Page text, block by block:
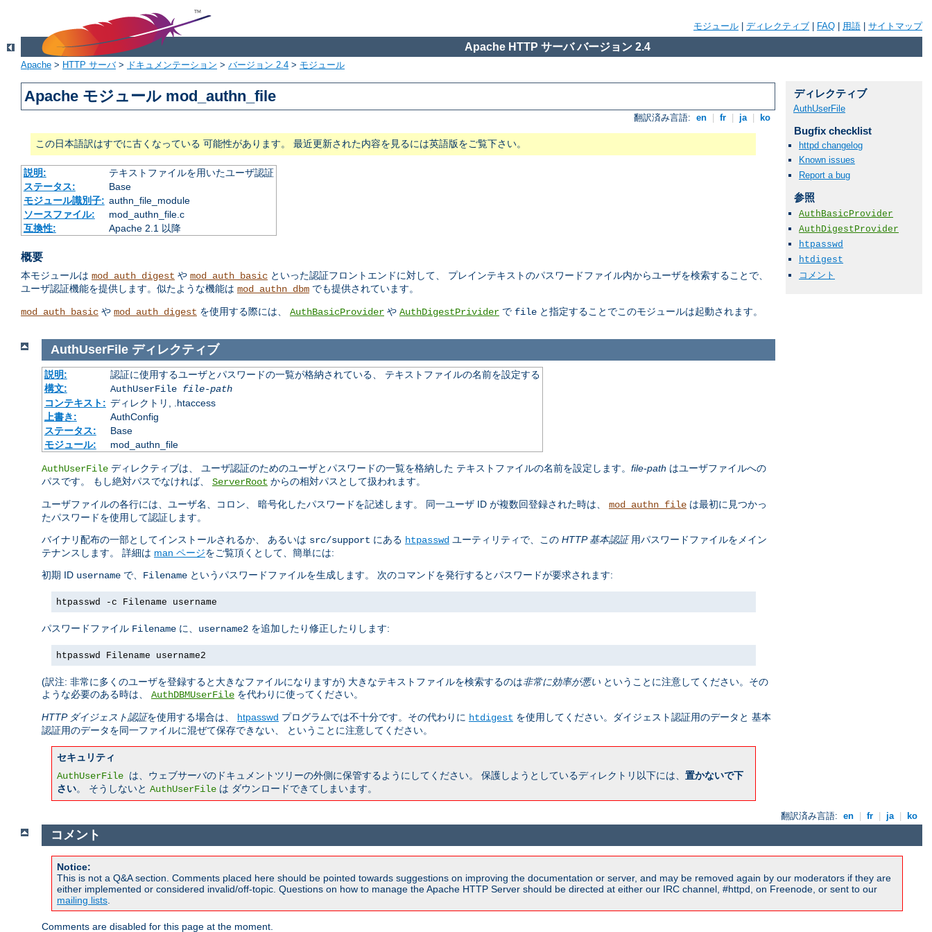
モジュール ディレクティブ FAQ 用語 サイトマップ
Apache HTTP サーバ バージョン 2.4
Apache > HTTP サーバ> ドキュメンテーション > バージョン 2.4 > モジュール
Apache モジュール mod_authn_file
翻訳済み言語: en fr ja ko
この日本語訳はすでに古くなっている 可能性があります。 最近更新された内容を見るには英語版をご覧下さい。
説明:
テキストファイルを用いたユーザ認証
ステータス:
Base
モジュール識別子: authn_file_module
ソースファイル:
mod_authn_file.c
互換性:
Apache 2.1 以降
概要
本モジュールは mod_auth_digest や mod_auth_basic といった認証フロントエンドに対して、 プレインテキストのパスワードファイル内からユーザを検索することで、
ユーザ認証機能を提供します。似たような機能は mod_authn_dbm でも提供されています。
mod_auth_basic や mod_auth_digest を使用する際には、 AuthBasicProvider や AuthDigestPrivider で file と指定することでこのモジュールは起動されます。
ディレクティブ
AuthUserFile
Bugfix checklist
httpd changelog
Known issues
Report a bug
参照
AuthBasicProvider
AuthDigestProvider
htpasswd
htdigest
コメント
AuthUserFile ディレクティブ
説明:
認証に使用するユーザとパスワードの一覧が格納されている、 テキストファイルの名前を設定する
構文:
AuthUserFile file-path
コンテキスト: ディレクトリ, .htaccess
上書き:
AuthConfig
ステータス:
Base
モジュール:
mod_authn_file
AuthUserFile ディレクティブは、 ユーザ認証のためのユーザとパスワードの一覧を格納した テキストファイルの名前を設定します。 file-path はユーザファイルへの
パスです。 もし絶対パスでなければ、 ServerRoot からの相対パスとして扱われます。
ユーザファイルの各行には、ユーザ名、コロン、 暗号化したパスワードを記述します。 同一ユーザ ID が複数回登録された時は、 mod_authn_file は最初に見つかっ
たパスワードを使用して認証します。
バイナリ配布の一部としてインストールされるか、 あるいは src/support にある htpasswd ユーティリティで、この HTTP 基本認証用パスワードファイルをメイン
テナンスします。 詳細は man ページをご覧頂くとして、簡単には:
初期 ID username で、 Filename というパスワードファイルを生成します。 次のコマンドを発行するとパスワードが要求されます:
htpasswd -c Filename username
パスワードファイル Filename に、 username2 を追加したり修正したりします:
htpasswd Filename username2
(訳注: 非常に多くのユーザを登録すると大きなファイルになりますが) 大きなテキストファイルを検索するのは非常に効率が悪い ということに注意してください。その
ような必要のある時は、 AuthDBMUserFile を代わりに使ってください。
HTTP ダイジェスト認証を使用する場合は、 htpasswd プログラムでは不十分です。その代わりに htdigest を使用してください。ダイジェスト認証用のデータと 基本
認証用のデータを同一ファイルに混ぜて保存できない、 ということに注意してください。
セキュリティ
AuthUserFile は、ウェブサーバのドキュメントツリーの外側に保管するようにしてください。 保護しようとしているディレクトリ以下には、 置かないで下
さい。 そうしないと AuthUserFile は ダウンロードできてしまいます。
翻訳済み言語: en fr ja ko
コメント
Notice:
This is not a Q&A section. Comments placed here should be pointed towards suggestions on improving the documentation or server, and may be removed again by our moderators if they are
either implemented or considered invalid/off-topic. Questions on how to manage the Apache HTTP Server should be directed at either our IRC channel, #httpd, on Freenode, or sent to our
mailing lists
Comments are disabled for this page at the moment.